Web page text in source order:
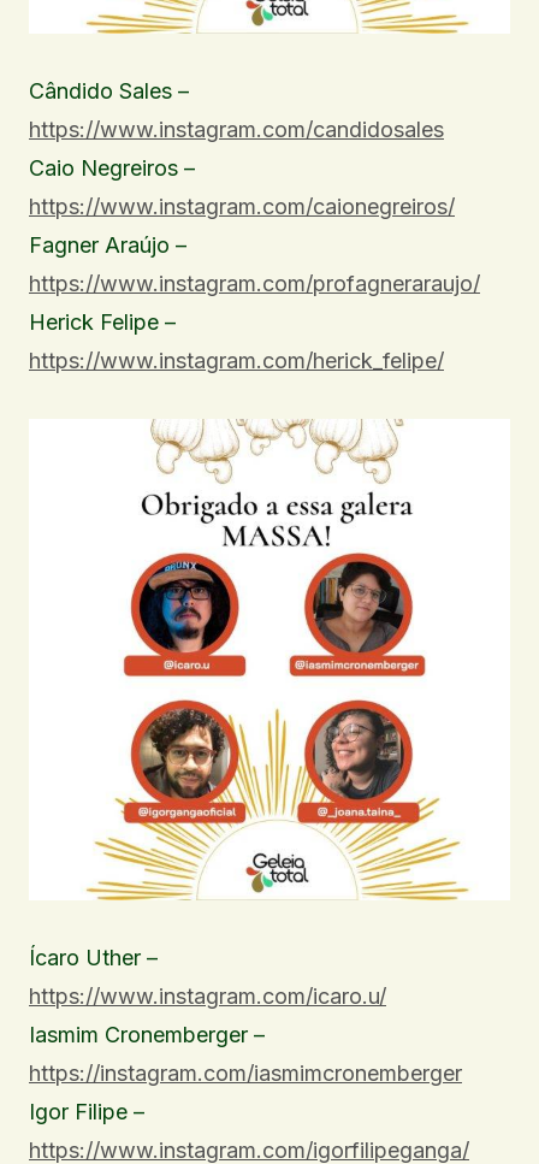
Cândido Sales –
https://www.instagram.com/candidosales
Caio Negreiros –
https://www.instagram.com/caionegreiros/
Fagner Araújo –
https://www.instagram.com/profagneraraujo/
Herick Felipe –
https://www.instagram.com/herick_felipe/
Ícaro Uther –
https://www.instagram.com/icaro.u/
Iasmim Cronemberger –
https://instagram.com/iasmimcronemberger
Igor Filipe –
https://www.instagram.com/igorfilipeganga/